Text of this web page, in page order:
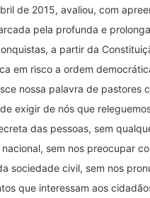
de 2015, avaliou, com
pela profunda e
a partir da
em risco a ordem
nossa palavra de pastores
exigir de nós que
das pessoas, sem
sem nos preocupar
sociedade civil, sem nos
que interessam aos